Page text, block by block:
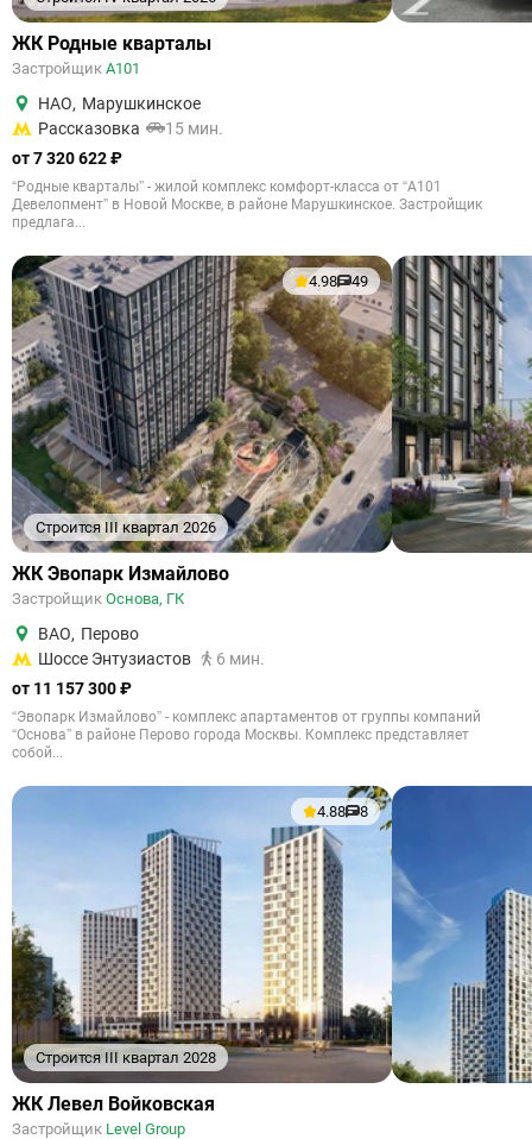
ЖК Родные кварталы
Застройщик А101
НАО, Марушкинское
Рассказовка
15 мин.
от 7 320 622 ₽
“Родные кварталы” - жилой комплекс комфорт-класса от “А101
Девелопмент” в Новой Москве, в районе Марушкинское. Застройщик
предлага...
Строится III квартал 2026
4.98 49
ЖК Эвопарк Измайлово
Застройщик Основа, ГК
ВАО, Перово
Шоссе Энтузиастов
6 мин.
от 11 157 300 ₽
“Эвопарк Измайлово” - комплекс апартаментов от группы компаний
“Основа” в районе Перово города Москвы. Комплекс представляет
собой...
Строится III квартал 2028
4.88 8
ЖК Левел Войковская
Застройщик Level Group